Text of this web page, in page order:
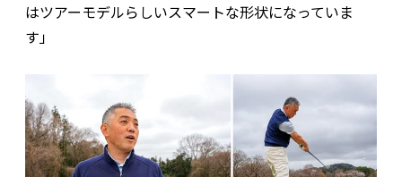
はツアーモデルらしいスマートな形状になっていま
す」